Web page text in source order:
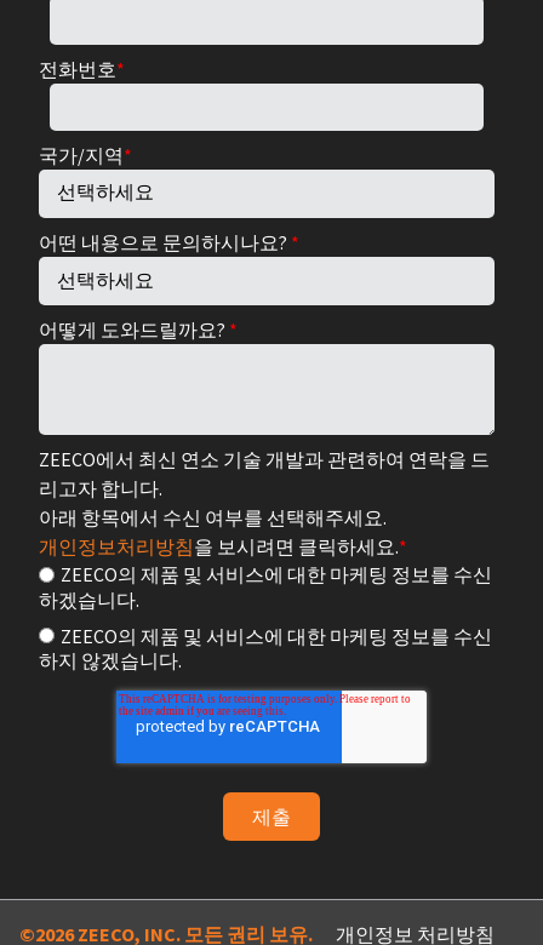
전화번호*
국가/지역*
어떤 내용으로 문의하시나요? *
어떻게 도와드릴까요? *
ZEECO에서 최신 연소 기술 개발과 관련하여 연락을 드
리고자 합니다.
아래 항목에서 수신 여부를 선택해주세요.
개인정보처리방침을 보시려면 클릭하세요.*
ZEECO의 제품 및 서비스에 대한 마케팅 정보를 수신
하겠습니다.
ZEECO의 제품 및 서비스에 대한 마케팅 정보를 수신
하지 않겠습니다.
©2026 ZEECO, INC. 모든 권리 보유. 개인정보 처리방침